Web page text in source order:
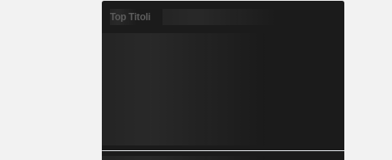
Top Titoli